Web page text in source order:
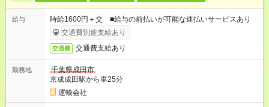
給与
時給1600円＋交 ■給与の前払いが可能な速払いサービスあり
交通費別途支給あり
交通費 交通費支給あり
勤務地
千葉県成田市
京成成田駅から車25分
運輸会社